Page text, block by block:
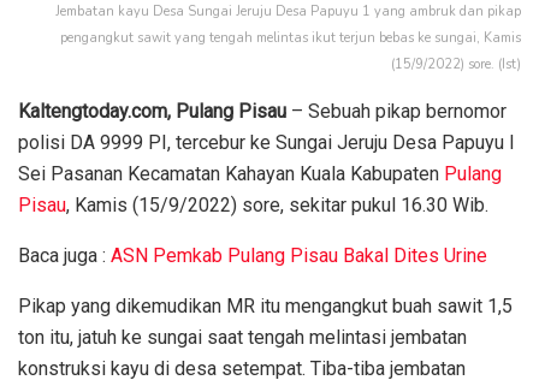
Jembatan kayu Desa Sungai Jeruju Desa Papuyu 1 yang ambruk dan pikap
pengangkut sawit yang tengah melintas ikut terjun bebas ke sungai, Kamis
(15/9/2022) sore. (Ist)
Kaltengtoday.com, Pulang Pisau – Sebuah pikap bernomor
polisi DA 9999 PI, tercebur ke Sungai Jeruju Desa Papuyu I
Sei Pasanan Kecamatan Kahayan Kuala Kabupaten Pulang
Pisau, Kamis (15/9/2022) sore, sekitar pukul 16.30 Wib.
Baca juga : ASN Pemkab Pulang Pisau Bakal Dites Urine
Pikap yang dikemudikan MR itu mengangkut buah sawit 1,5
ton itu, jatuh ke sungai saat tengah melintasi jembatan
konstruksi kayu di desa setempat. Tiba-tiba jembatan